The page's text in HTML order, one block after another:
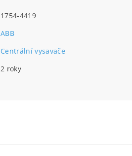
1754-4419
ABB
Centrální vysavače
2 roky